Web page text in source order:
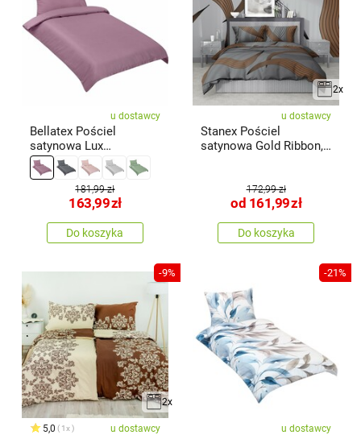
u dostawcy
Bellatex Pościel
satynowa Lux
ciemnoróżowy, 140 ×
200, 70 × 90 cm
181,99 zł
163,99zł
Do koszyka
2x
u dostawcy
Stanex Pościel
satynowa Gold Ribbon,
172,99 zł
od 161,99zł
Do koszyka
-9%
2x
5,0 1x u dostawcy
-21%
u dostawcy